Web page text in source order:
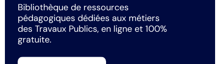
Bibliothèque de ressources
pédagogiques dédiées aux métiers
des Travaux Publics, en ligne et 100%
gratuite.